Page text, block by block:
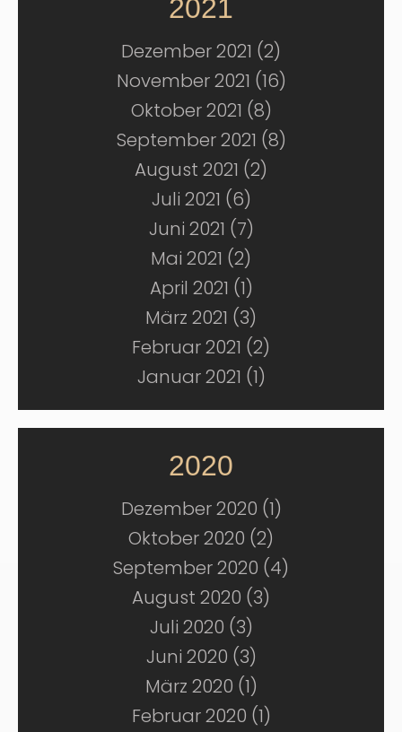
2021
Dezember 2021 (2)
November 2021 (16)
Oktober 2021 (8)
September 2021 (8)
August 2021 (2)
Juli 2021 (6)
Juni 2021 (7)
Mai 2021 (2)
April 2021 (1)
März 2021 (3)
Februar 2021 (2)
Januar 2021 (1)
2020
Dezember 2020 (1)
Oktober 2020 (2)
September 2020 (4)
August 2020 (3)
Juli 2020 (3)
Juni 2020 (3)
März 2020 (1)
Februar 2020 (1)